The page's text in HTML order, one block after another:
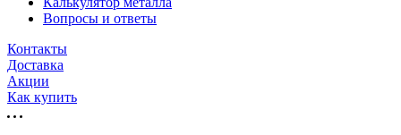
Вопросы и ответы
Контакты
Доставка
Акции
Как купить